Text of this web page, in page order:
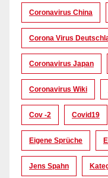
Coronavirus China
Corona Virus
Coronavirus Japan
Coronavirus Wiki
Cov -2 Covid19
Eigene Sprüche
Jens Spahn